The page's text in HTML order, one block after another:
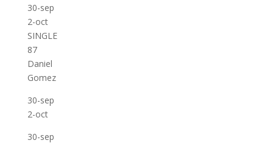
30-sep
2-oct
SINGLE
87
Daniel
Gomez
30-sep
2-oct
30-sep